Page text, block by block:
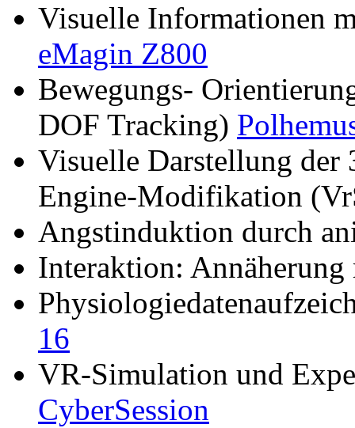
Visuelle Informationen
eMagin Z800
Bewegungs-
DOF Tracking)
Visuelle Darstellung der
Engine-Modifikation
Angstinduktion durch
Interaktion:
16
VR-Simulation und
CyberSession